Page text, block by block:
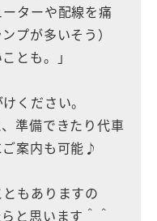
ターや配線を痛
プが多いそう）
とも。」
ください。
準備できたり代車
案内も可能♪
もありますの
と思います＾＾